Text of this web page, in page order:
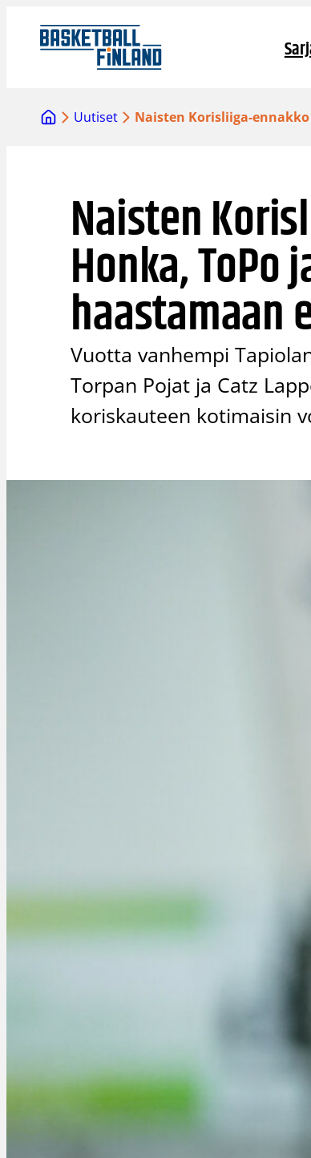
sisältöön
Uutiset Naisten Korisliiga-
Naisten
Honka, ToPo
haastamaan
Vuotta vanhempi
Torpan Pojat ja Catz
koriskauteen kotimaisin